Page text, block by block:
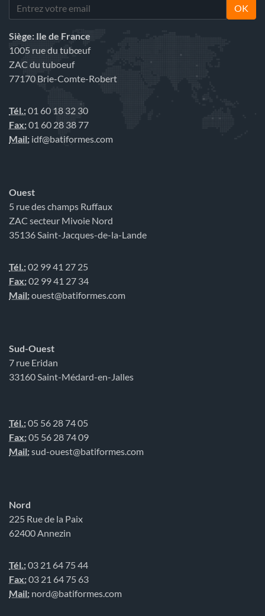
OK
Siège: Ile de France
1005 rue du tubœuf
ZAC du tuboeuf
77170 Brie-Comte-Robert
Tél.:01 60 18 32 30
Fax:01 60 28 38 77
Mail: idf@batiformes.com
Ouest
5 rue des champs Ruffaux
ZAC secteur Mivoie Nord
35136 Saint-Jacques-de-la-Lande
Tél.:02 99 41 27 25
Fax:02 99 41 27 34
Mail:ouest@batiformes.com
Sud-Ouest
7 rue Eridan
33160 Saint-Médard-en-Jalles
Tél.:05 56 28 74 05
Fax:05 56 28 74 09
Mail:sud-ouest@batiformes.com
Nord
225 Rue de la Paix
62400 Annezin
Tél.:03 21 64 75 44
Fax:03 21 64 75 63
Mail: nord@batiformes.com